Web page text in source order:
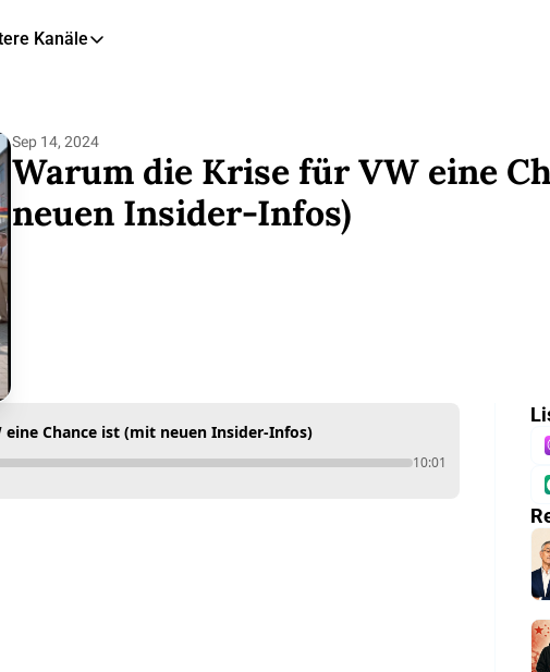
Kanäle
Weitere Kanäle
📺 YouTube
📊 Insights
Sep 14, 2024
Warum die Krise für VW eine
neuen Insider-Infos)
eine Chance ist (mit neuen Insider-Infos)
10:01